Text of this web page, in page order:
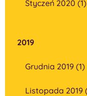
Styczeń 2020 (1)
2019
Grudnia 2019 (1)
Listopada 2019